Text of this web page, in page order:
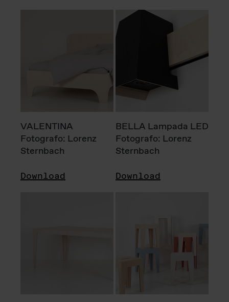
VALENTINA
Fotografo: Lorenz
Sternbach
Download
BELLA Lampada LED
Fotografo: Lorenz
Sternbach
Download